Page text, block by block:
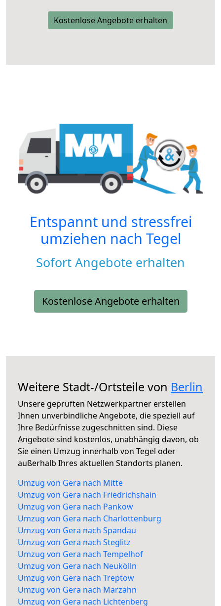
Kostenlose Angebote erhalten
Entspannt und stressfrei
umziehen nach Tegel
Sofort Angebote erhalten
Kostenlose Angebote erhalten
Weitere Stadt-/Ortsteile von Berlin
Unsere geprüften Netzwerkpartner erstellen
Ihnen unverbindliche Angebote, die speziell auf
Ihre Bedürfnisse zugeschnitten sind. Diese
Angebote sind kostenlos, unabhängig davon, ob
Sie einen Umzug innerhalb von Tegel oder
außerhalb Ihres aktuellen Standorts planen.
Umzug von Gera nach Mitte
Umzug von Gera nach Friedrichshain
Umzug von Gera nach Pankow
Umzug von Gera nach Charlottenburg
Umzug von Gera nach Spandau
Umzug von Gera nach Steglitz
Umzug von Gera nach Tempelhof
Umzug von Gera nach Neukölln
Umzug von Gera nach Treptow
Umzug von Gera nach Marzahn
Umzug von Gera nach Lichtenberg